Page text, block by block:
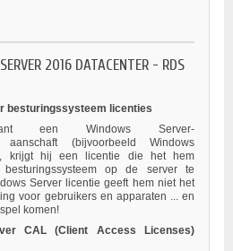
2016 DATACENTER - RDS
besturingssysteem licenties
een Windows Server-
aanschaft (bijvoorbeeld Windows
krijgt hij een licentie die het hem
op de server te
Server licentie geeft hem niet het
voor gebruikers en apparaten ... en
komen!
CAL (Client Access Licenses)